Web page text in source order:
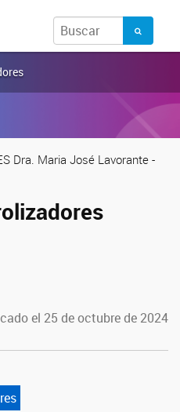
Dra. Maria José Lavorante -
el 25 de octubre de 2024